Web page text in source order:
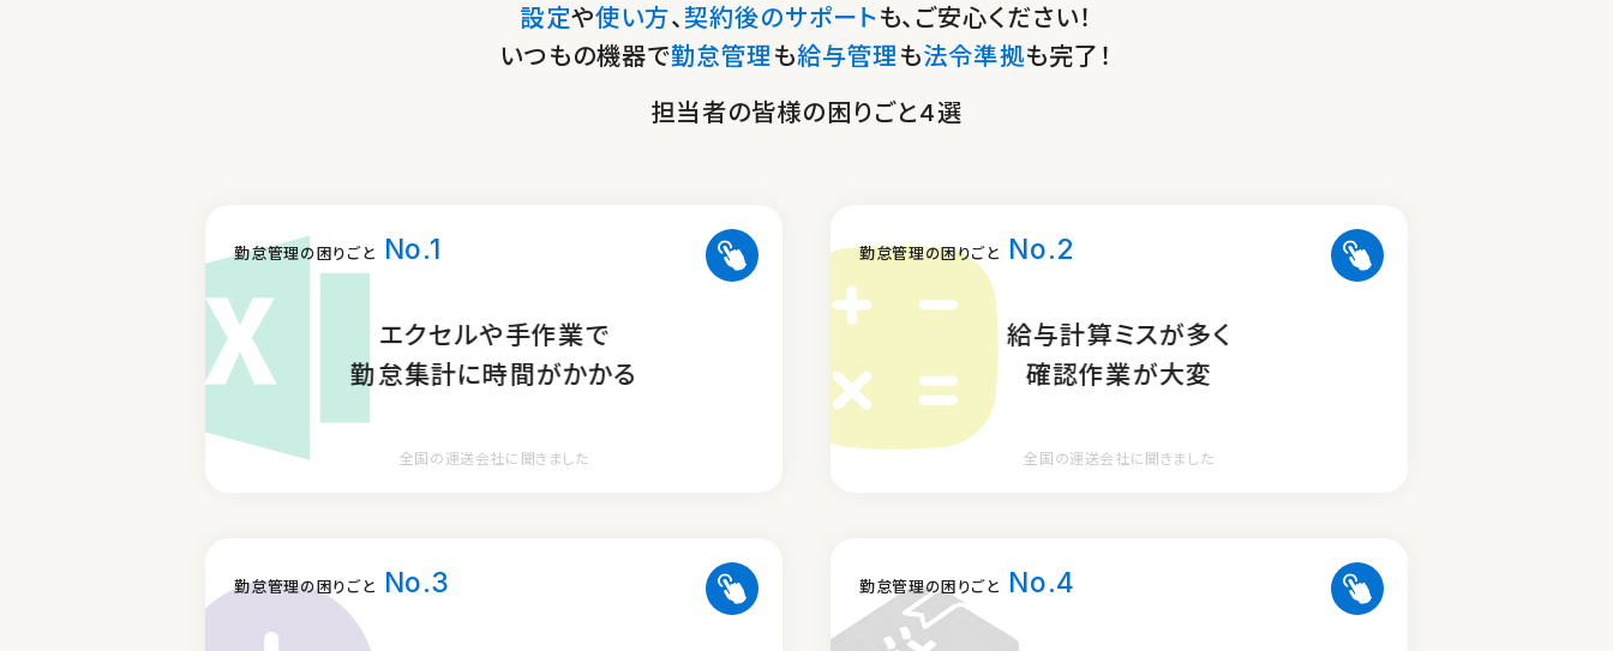
設定や使い方、契約後のサポートも、 ご安心ください！
いつもの機器で勤怠管理も給与管理も法令準拠も完了！
担当者の皆様の困りごと4選
勤怠管理の困りごと No.1
エクセルや手作業で
勤怠集計に時間がかかる
全国の運送会社に聞きました
多様な打刻手段に対応
スマホ、タブレット、ICカード、デジタコ、
点呼システムなど、様々なデバイスに対応
勤怠ドライバーはここが違う！
勤怠管理の困りごと No.2
給与計算ミスが多く
確認作業が大変
全国の運送会社に聞きました
自動集計＆給与連携
残業・深夜・休日なども自動集計
各種手当や割増計算にも対応
勤怠ドライバーはここが違う！
勤怠管理の困りごと No.3 リアルタイム管理・アラート通知 勤怠管理の困りごと No.4 法改正対応（自動アップデート）